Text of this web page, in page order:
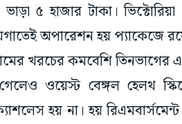
৫ হাজার টাকা।
অপারেশন হয় প্যাকেজে
খরচের কমবেশি
গেলেও ওয়েস্ট বেঙ্গল হেলথ
হয় না। হয়